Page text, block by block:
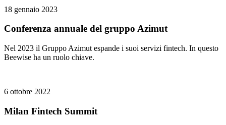
18 gennaio 2023
Conferenza annuale del gruppo Azimut
Nel 2023 il Gruppo Azimut espande i suoi servizi fintech. In questo
Beewise ha un ruolo chiave.
6 ottobre 2022
Milan Fintech Summit